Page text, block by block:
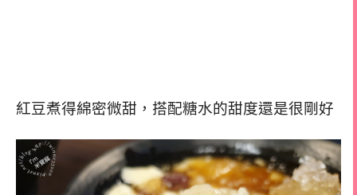
紅豆煮得綿密微甜，搭配糖水的甜度還是很剛好